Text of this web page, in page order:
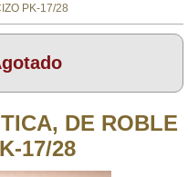
PK-17/28
DE ROBLE
17/28